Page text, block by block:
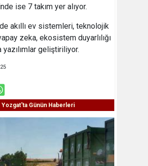
ise 7 takım yer alıyor.
akıllı ev sistemleri, teknolojik
zeka, ekosistem duyarlılığı
yazılımlar geliştiriliyor.
Yozgat'ta Günün Haberleri